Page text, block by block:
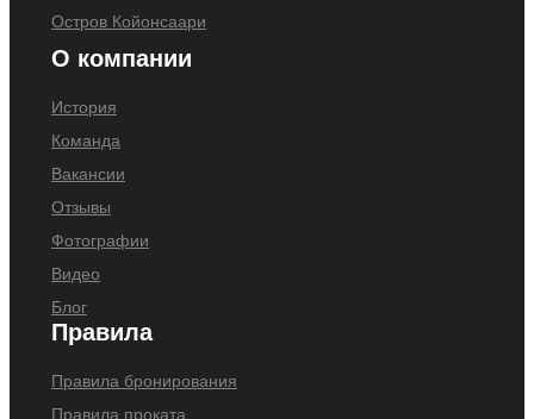
Остров Койонсаари
О компании
История
Команда
Вакансии
Отзывы
Фотографии
Видео
Блог
Правила
Правила бронирования
Правила проката